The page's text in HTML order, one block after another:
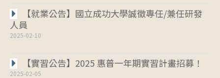
【就業公告】國立成功大學誠徵專任/兼任研發
人員
2025-02-10
【實習公告】2025 惠普一年期實習計畫招募！
2025-02-05